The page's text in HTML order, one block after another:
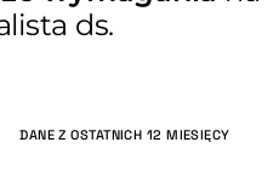
ds.
DANE Z OSTATNICH 12 MIESIĘCY